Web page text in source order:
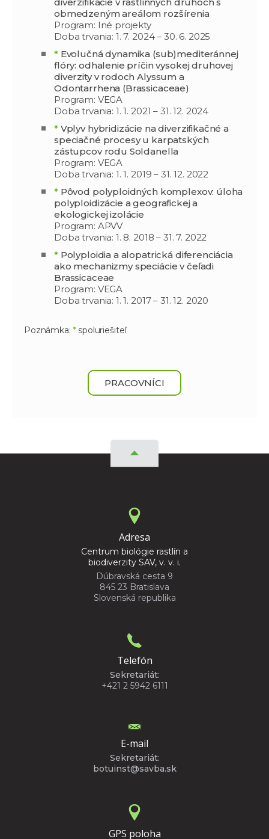
obmedzeným areálom rozšírenia
Program: Iné projekty
Doba trvania: 1. 7. 2024 – 30. 6. 2025
*Evolučná dynamika (sub)mediteránnej
flóry: odhalenie príčin vysokej druhovej
diverzity v rodoch Alyssum a
Odontarrhena (Brassicaceae)
Program: VEGA
Doba trvania: 1. 1. 2021 – 31. 12. 2024
*Vplyv hybridizácie na diverzifikačné a
speciačné procesy u karpatských
zástupcov rodu Soldanella
Program: VEGA
Doba trvania: 1. 1. 2019 – 31. 12. 2022
*Pôvod polyploidných komplexov: úloha
polyploidizácie a geografickej a
ekologickej izolácie
Program: APVV
Doba trvania: 1. 8. 2018 – 31. 7. 2022
*Polyploidia a alopatrická diferenciácia
ako mechanizmy speciácie v čeľadi
Brassicaceae
Program: VEGA
Doba trvania: 1. 1. 2017 – 31. 12. 2020
Poznámka: *spoluriešiteľ
PRACOVNÍCI
Adresa
Centrum biológie rastlín a
biodiverzity SAV, v. v. i.
Dúbravská cesta 9
845 23 Bratislava
Slovenská republika
Telefón
Sekretariát:
+421 2 5942 6111
E-mail
Sekretariát:
botuinst@savba.sk
GPS poloha